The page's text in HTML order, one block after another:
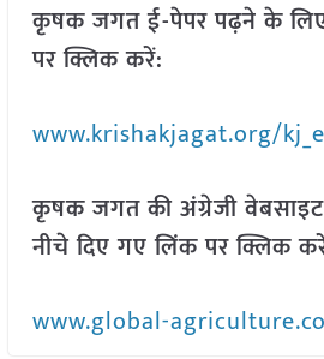
कृषक जगत ई-पेपर पढ़ने के
पर क्लिक करें:
www.krishakjagat.org/
कृषक जगत की अंग्रेजी
नीचे दिए गए लिंक पर क्लिक
www.global-